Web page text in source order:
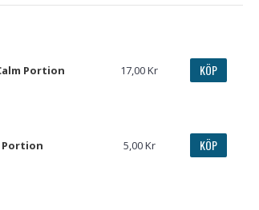
Portion 17,00 Kr KÖP
Portion 5,00 Kr KÖP